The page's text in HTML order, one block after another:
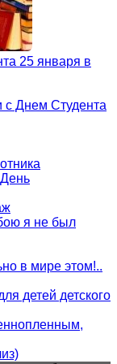
25 января в
с Днем Студента
я не был
в мире этом!..
детей детского